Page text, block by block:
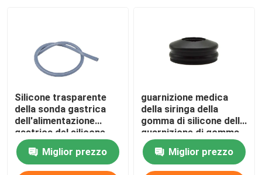
Controllo di qualità
Contattaci
Richiedere un preventivo
Silicone trasparente
della sonda gastrica
dell'alimentazione
gastrica del silicone
del commestibile
dell'OEMMiglior prezzo
guarnizione medica
della siringa della
gomma di silicone della
guarnizione di gomma
della siringa 5ml
Miglior prezzo